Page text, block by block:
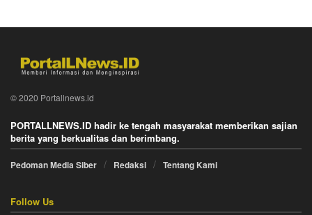
© 2020 Portallnews.id
PORTALLNEWS.ID hadir ke tengah masyarakat memberikan sajian
berita yang berkualitas dan berimbang.
Pedoman Media Siber Redaksi Tentang Kami
Follow Us